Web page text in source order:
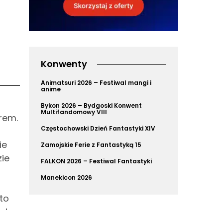
Konwenty
Animatsuri 2026 – Festiwal mangi i
anime
Bykon 2026 – Bydgoski Konwent
Multifandomowy VIII
Częstochowski Dzień Fantastyki XIV
Zamojskie Ferie z Fantastyką 15
FALKON 2026 – Festiwal Fantastyki
Manekicon 2026